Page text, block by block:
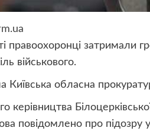
правоохоронці затримали
військового.
Київська обласна
керівництва
повідомлено про підозру